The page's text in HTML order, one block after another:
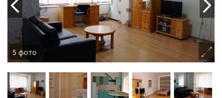
5 фото